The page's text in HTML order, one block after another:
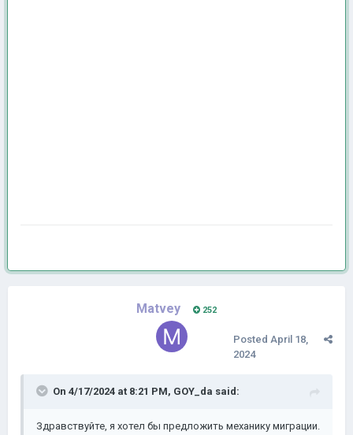
Matvey 252
Posted April 18,
2024
On 4/17/2024 at 8:21 PM, GOY_da said:
Здравствуйте, я хотел бы предложить механику миграции.